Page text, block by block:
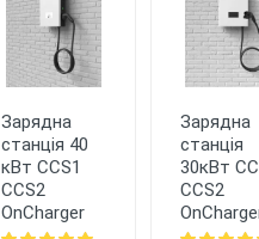
Зарядна
станція 40
кВт CCS1
CCS2
OnCharger
Зарядна
станція
30кВт
CCS2